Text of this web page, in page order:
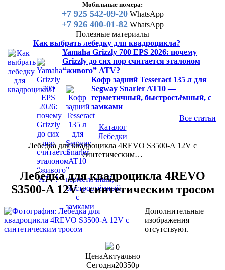
Мобильные номера:
+7 925 542-09-20WhatsApp
+7 926 400-01-82WhatsApp
Полезные материалы
Как выбрать лебедку для квадроцикла?
Yamaha Grizzly 700 EPS 2026: почему
Grizzly до сих пор считается эталоном
“живого” ATV?
Кофр задний Tesseract 135 л для
Segway Snarler AT10 —
герметичный, быстросъёмный, с
замками
Все статьи
Каталог
Лебедки
Лебедка для квадроцикла 4REVO S3500-A 12V с
синтетическим…
Лебедка для квадроцикла 4REVO
S3500-A 12V с синтетическим тросом
Дополнительные
изображения
отсутствуют.
0
ЦенаАктуально
Сегодня20350p